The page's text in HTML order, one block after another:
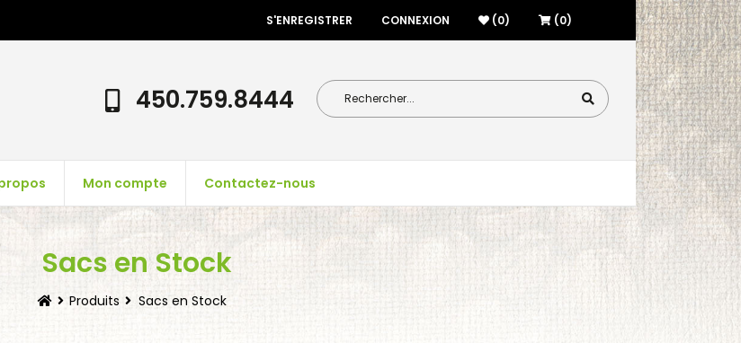
S'ENREGISTRER CONNEXION (0) (0)
450.759.8444
Mon compte Contactez-nous
Sacs en Stock
Produits Sacs en Stock